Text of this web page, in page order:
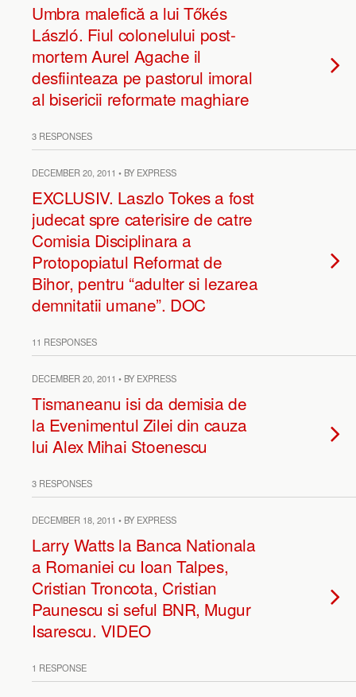
Umbra malefică a lui Tőkés
László. Fiul colonelului post-
mortem Aurel Agache il
desfiinteaza pe pastorul imoral
al bisericii reformate maghiare
3 RESPONSES
DECEMBER 20, 2011 • BY EXPRESS
EXCLUSIV. Laszlo Tokes a fost
judecat spre caterisire de catre
Comisia Disciplinara a
Protopopiatul Reformat de
Bihor, pentru “adulter si lezarea
demnitatii umane”. DOC
11 RESPONSES
DECEMBER 20, 2011 • BY EXPRESS
Tismaneanu isi da demisia de
la Evenimentul Zilei din cauza
lui Alex Mihai Stoenescu
3 RESPONSES
DECEMBER 18, 2011 • BY EXPRESS
Larry Watts la Banca Nationala
a Romaniei cu Ioan Talpes,
Cristian Troncota, Cristian
Paunescu si seful BNR, Mugur
Isarescu. VIDEO
1 RESPONSE